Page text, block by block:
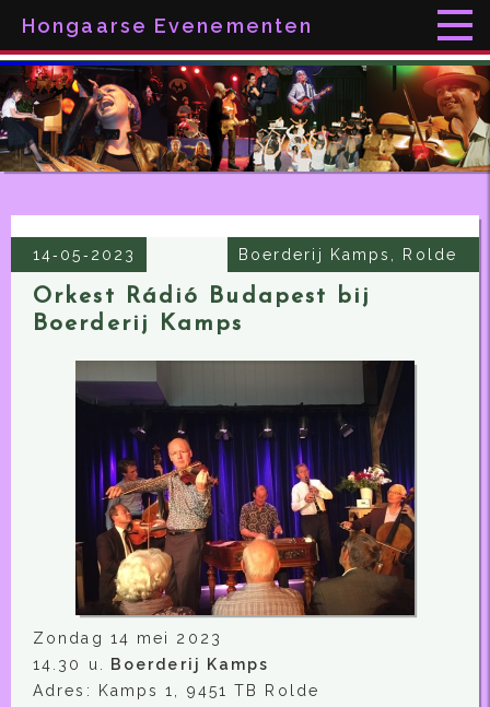
14‑05‑2023 Boerderij Kamps, Rolde
Orkest Rádió Budapest bij
Boerderij Kamps
Zondag 14 mei 2023
14.30 u.
Boerderij Kamps
Adres: Kamps 1, 9451 TB Rolde
Hongaarse Evenementen